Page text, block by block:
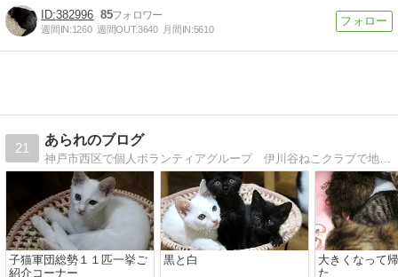
382996 85
週間IN:1260 週間OUT:3640 月間IN:5610
21
あられのブログ
神戸市西区で個人ボランティアグループ 伊川谷ねこクラブで地域猫活動をしています神戸市の地域猫団体としても登録をしてＴＮＲをしながら保護猫活動をしています
子猫軍団総勢１１匹一挙ご
紹介コーナー
黒と白
大きくなって
た